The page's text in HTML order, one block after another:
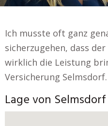
Ich musste oft ganz
sicherzugehen, dass
wirklich die Leistung
Versicherung Selmsdorf.
Lage von Selmsdorf